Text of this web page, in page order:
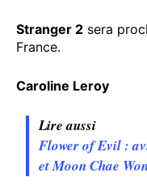
Stranger 2 sera
France.
Caroline Leroy
Lire aussi
Flower of Evil :
et Moon Chae Won